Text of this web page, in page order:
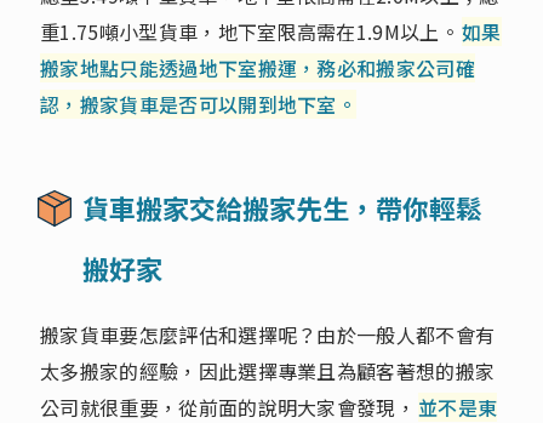
重1.75噸小型貨車，地下室限高需在1.9M以上。 如果
搬家地點只能透過地下室搬運，務必和搬家公司確
認，搬家貨車是否可以開到地下室。
貨車搬家交給搬家先生，帶你輕鬆
搬好家
搬家貨車要怎麼評估和選擇呢？由於一般人都不會有
太多搬家的經驗，因此選擇專業且為顧客著想的搬家
公司就很重要，從前面的說明大家會發現， 並不是東